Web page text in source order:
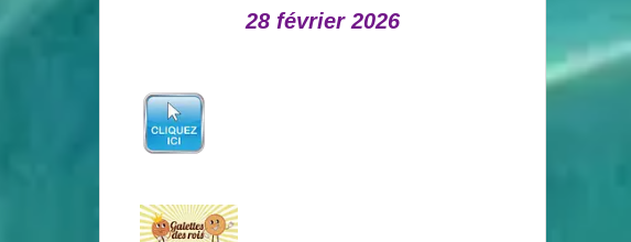
28 février 2026